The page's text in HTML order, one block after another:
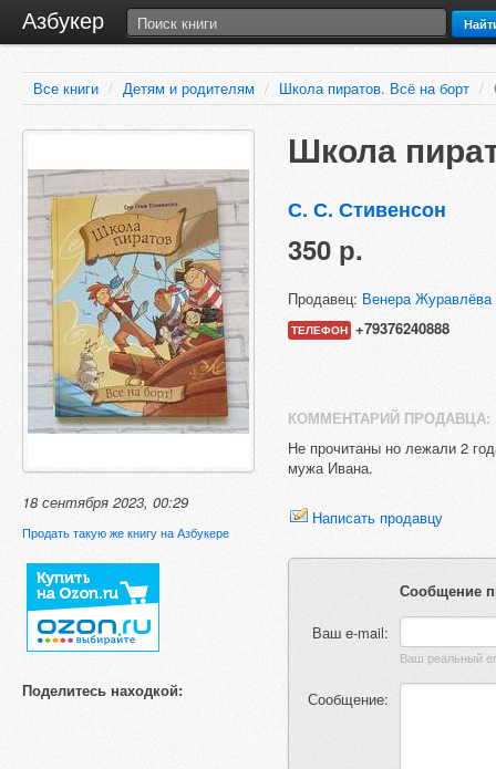
Азбукер
Все книги / Детям и родителям / Школа пиратов. Всё на борт /
18 сентября 2023, 00:29
Продать такую же книгу на Азбукере
Поделитесь находкой:
Школа
С. С. Стивенсон
350 р.
Продавец: Венера Журавлёва
ТЕЛЕФОН +79376240888
КОММЕНТАРИЙ ПРОДАВЦА:
Не прочитаны но лежали 2
мужа Ивана.
Написать продавцу
Сообщение
Ваш e-mail:
Сообщение: